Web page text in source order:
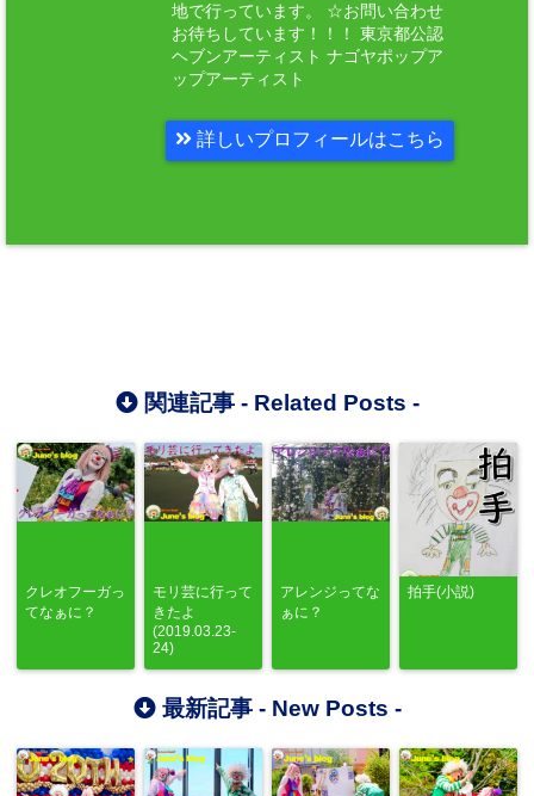
地で行っています。 ☆お問い合わせ
お待ちしています！！！ 東京都公認
ヘブンアーティスト ナゴヤポップア
ップアーティスト
詳しいプロフィールはこちら
関連記事 - Related Posts -
クレオフーガっ
てなぁに？
モリ芸に行って
きたよ
(2019.03.23-
24)
アレンジってな
ぁに？
拍手(小説)
最新記事 - New Posts -